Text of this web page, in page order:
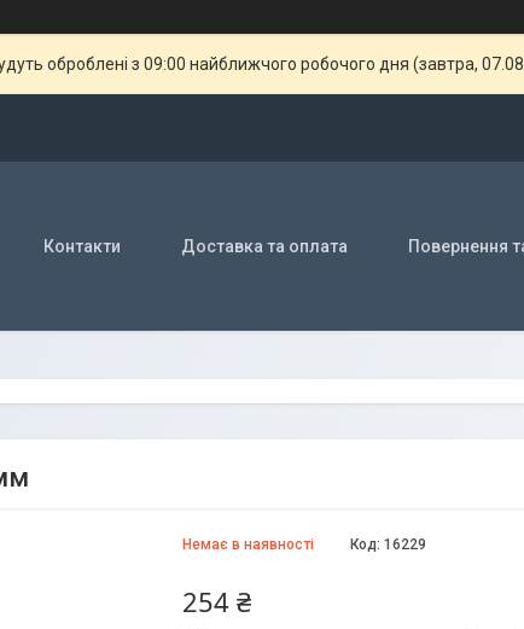
оброблені з 09:00 найближчого робочого дня (завтра,
Контакти Доставка та оплата Повернення
Немає в наявності Код: 16229
254 ₴